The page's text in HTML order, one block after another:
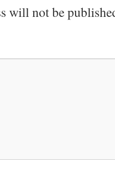
will not be